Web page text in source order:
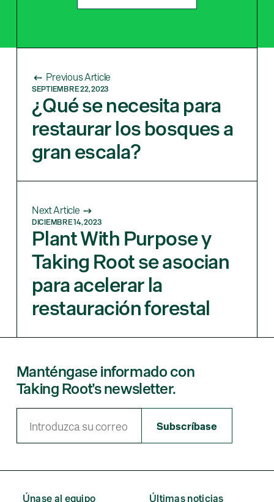
Previous Article
SEPTIEMBRE 22, 2023
¿Qué se necesita para
restaurar los bosques a
gran escala?
Next Article
DICIEMBRE 14, 2023
Plant With Purpose y
Taking Root se asocian
para acelerar la
restauración forestal
Manténgase informado con
Taking Root’s newsletter.
Únase al equipo Últimas noticias